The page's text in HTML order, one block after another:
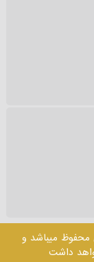
محفوظ میباشد و
داشت